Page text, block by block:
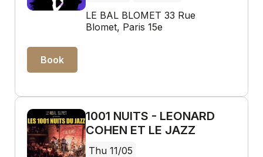
LE BAL BLOMET 33 Rue
Blomet, Paris 15e
Book
1001 NUITS - LEONARD
COHEN ET LE JAZZ
Thu 11/05